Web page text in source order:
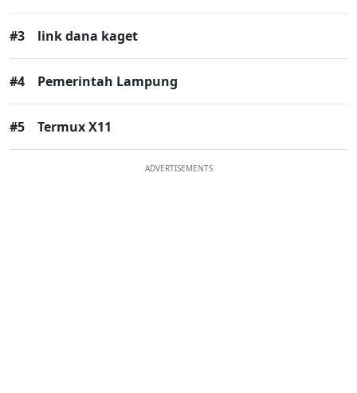
#3 link dana kaget
#4 Pemerintah Lampung
#5 Termux X11
ADVERTISEMENTS